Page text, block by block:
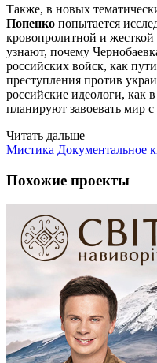
Также, в новых
Попенко попытается
кровопролитной и
узнают, почему
российских войск, как
преступления против
российские идеологи, как
планируют завоевать мир
Читать дальше
Мистика Документальное
Похожие проекты